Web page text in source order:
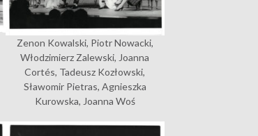
Zenon Kowalski, Piotr Nowacki,
Włodzimierz Zalewski, Joanna
Cortés, Tadeusz Kozłowski,
Sławomir Pietras, Agnieszka
Kurowska, Joanna Woś